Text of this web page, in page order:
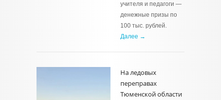
учителя и педагоги —
денежные призы по
100 тыс. рублей.
Далее →
На ледовых
переправах
Тюменской области